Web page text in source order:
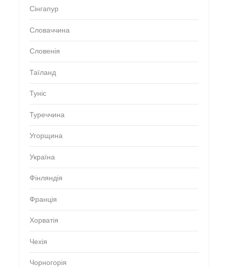
Сінгапур
Словаччина
Словенія
Таїланд
Туніс
Туреччина
Угорщина
Україна
Фінляндія
Франція
Хорватія
Чехія
Чорногорія